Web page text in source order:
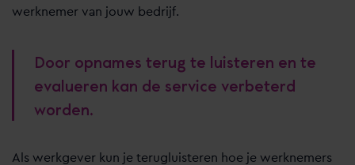
werknemer van jouw bedrijf.
Door opnames terug te luisteren en te
evalueren kan de service verbeterd
worden.
Als werkgever kun je terugluisteren hoe je werknemers